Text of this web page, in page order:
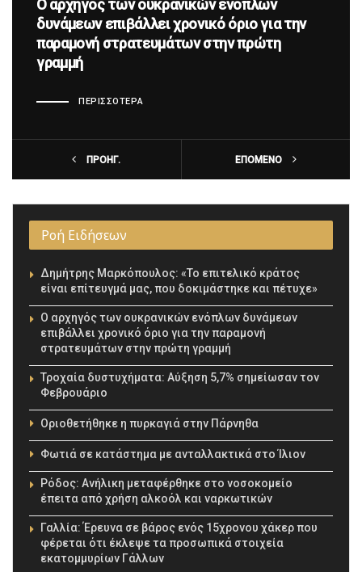
Ο αρχηγός των ουκρανικών ενόπλων
δυνάμεων επιβάλλει χρονικό όριο για την
παραμονή στρατευμάτων στην πρώτη
γραμμή
ΠΕΡΙΣΣΌΤΕΡΑ
ΠΡΟΗΓ. ΕΠΌΜΕΝΟ
Τροχαία δυστυχήματα: Αύξηση 5,7%
σημείωσαν τον Φεβρουάριο
ΠΕΡΙΣΣΌΤΕΡΑ
Δημήτρης Μαρκόπουλος: «Το επιτελικό κράτος
είναι επίτευγμά μας, που δοκιμάστηκε και πέτυχε»
Ο αρχηγός των ουκρανικών ενόπλων δυνάμεων
επιβάλλει χρονικό όριο για την παραμονή
στρατευμάτων στην πρώτη γραμμή
Τροχαία δυστυχήματα: Αύξηση 5,7% σημείωσαν τον
Φεβρουάριο
Οριοθετήθηκε η πυρκαγιά στην Πάρνηθα
Φωτιά σε κατάστημα με ανταλλακτικά στο Ίλιον
Ρόδος: Ανήλικη μεταφέρθηκε στο νοσοκομείο
έπειτα από χρήση αλκοόλ και ναρκωτικών
Γαλλία: Έρευνα σε βάρος ενός 15χρονου χάκερ που
φέρεται ότι έκλεψε τα προσωπικά στοιχεία
εκατομμυρίων Γάλλων